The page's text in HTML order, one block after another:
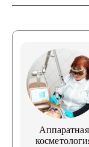
Аппаратная